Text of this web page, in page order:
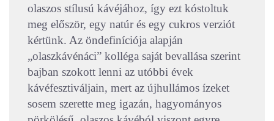
olaszos stílusú kávéjához, így ezt kóstoltuk
meg először, egy natúr és egy cukros verziót
kértünk. Az öndefiníciója alapján
„olaszkávénáci” kolléga saját bevallása szerint
bajban szokott lenni az utóbbi évek
kávéfesztiváljain, mert az újhullámos ízeket
sosem szerette meg igazán, hagyományos